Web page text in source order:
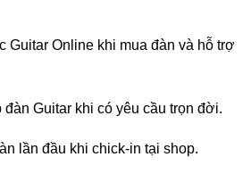
Guitar Online khi mua đàn và hỗ trợ
Guitar khi có yêu cầu trọn đời.
lần đầu khi chick-in tại shop.